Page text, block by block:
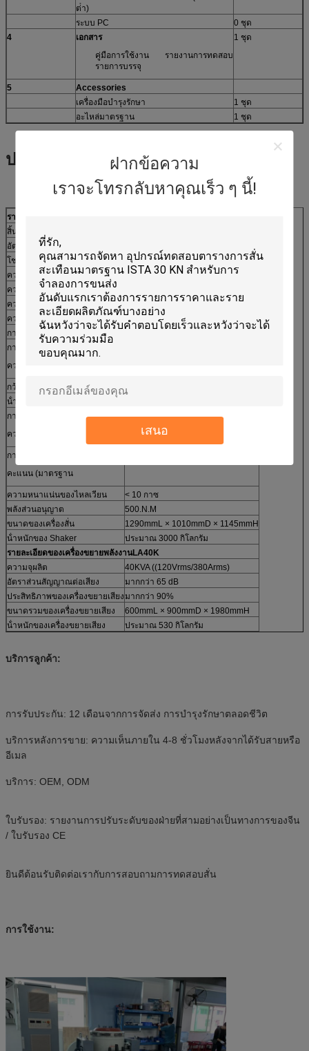
ฝากข้อความ
เราจะโทรกลับหาคุณเร็ว ๆ นี้!
เสนอ
ต่ํา)
ระบบ PC
0 ชุด
4
เอกสาร
คู่มือการใช้งาน รายงานการทดสอบ
รายการบรรจุ
1 ชุด
5 Accessories
เครื่องมือบํารุงรักษา
1 ชุด
อะไหล่มาตรฐาน
1 ชุด
ปริมาตรเทคนิค
รายละเอียดของเครื่องสั่น
สิ้นสุดไซน์ (Pk)
อัตราสุ่ม (RMS)
โชค (Pk)
10000Kg.f สูงสุด (100KN) @6ms
ความถี่ที่ใช้ได้
1 ‰ 3000Hz
ความยาวสูงสุด (p-p)
ความเร็วสูงสุด
2m/s
ความเร่งสูงสุด
100g (980 m/s)
)
การสนับสนุนภาระตั้ง
การแขวนตัวธรรมชาติ
ความถี่ (แกนแรงผลัก)
กว้างของอ้อม
Ф442 มม.
น้ําหนักของอ้อม
การสอดคล้องหลัก
ความถี่ (ตารางเปล่า)
2,500 Hz (นาม) +/- 5%
การติดตั้งภาระ
คะแนน (มาตรฐาน
ความหนาแน่นของไหลเวียน
< 10 กาซ
พลังส่วนอนุญาต
500.N.M
ขนาดของเครื่องสั่น
1290mmL × 1010mmD × 1145mmH
น้ําหนักของ Shaker
ประมาณ 3000 กิโลกรัม
รายละเอียดของเครื่องขยายพลังงานLA40K
ความจุผลิต
40KVA ((120Vrms/380Arms)
อัตราส่วนสัญญาณต่อเสียง
มากกว่า 65 dB
ประสิทธิภาพของเครื่องขยายเสียงมากกว่า 90%
ขนาดรวมของเครื่องขยายเสียง
600mmL × 900mmD × 1980mmH
น้ําหนักของเครื่องขยายเสียง
ประมาณ 530 กิโลกรัม
บริการลูกค้า:
การรับประกัน: 12 เดือนจากการจัดส่ง การบํารุงรักษาตลอดชีวิต
บริการหลังการขาย: ความเห็นภายใน 4-8 ชั่วโมงหลังจากได้รับสายหรือ
อีเมล
บริการ: OEM, ODM
ใบรับรอง: รายงานการปรับระดับของฝ่ายที่สามอย่างเป็นทางการของจีน
/ ใบรับรอง CE
ยินดีต้อนรับติดต่อเรากับการสอบถามการทดสอบสั่น
การใช้งาน: